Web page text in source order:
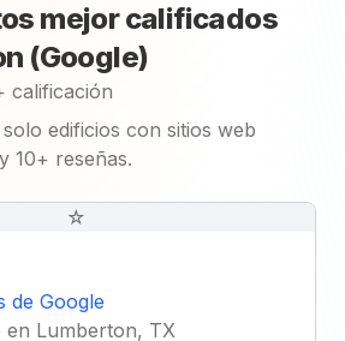
mejor calificados
(Google)
calificación
solo edificios con sitios web
10+ reseñas.
☆
de Google
en Lumberton, TX